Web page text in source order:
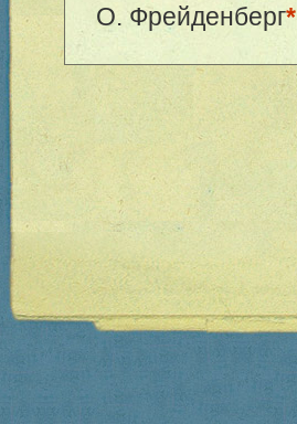
О. Фрейденберг*